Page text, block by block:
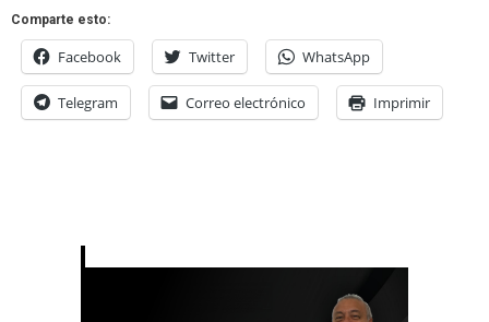
Comparte esto:
Facebook Twitter WhatsApp
Telegram Correo electrónico Imprimir